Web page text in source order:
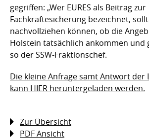
gegriffen: „Wer EURES als Beitrag zur
Fachkräftesicherung bezeichnet,
nachvollziehen können, ob die
Holstein tatsächlich ankommen und
so der SSW-Fraktionschef.
Die kleine Anfrage samt Antwort der
kann HIER heruntergeladen werden.
Zur Übersicht
PDF Ansicht